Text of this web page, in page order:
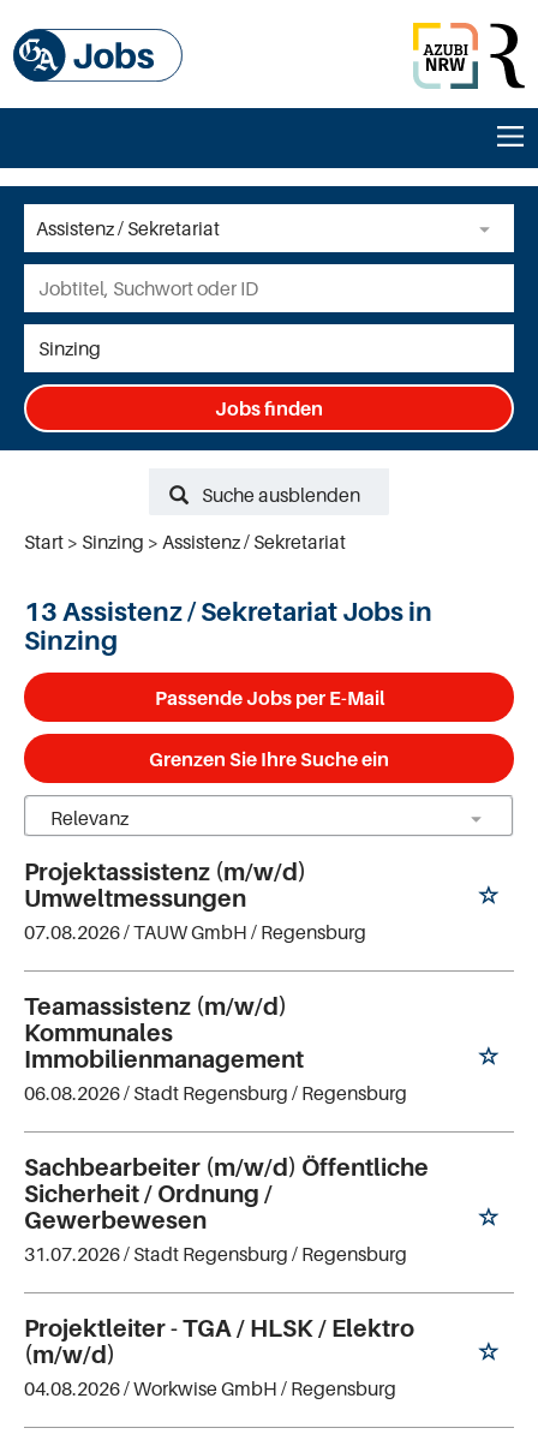
Jobs finden
Suche ausblenden
Start
Sinzing Assistenz / Sekretariat
13 Assistenz / Sekretariat Jobs in
Sinzing
Passende Jobs per E-Mail
Grenzen Sie Ihre Suche ein
Projektassistenz (m/w/d)
Umweltmessungen
07.08.2026 /TAUW GmbH / Regensburg
Teamassistenz (m/w/d)
Kommunales
Immobilienmanagement
06.08.2026 / Stadt Regensburg / Regensburg
Sachbearbeiter (m/w/d) Öffentliche
Sicherheit / Ordnung /
Gewerbewesen
31.07.2026 / Stadt Regensburg / Regensburg
Projektleiter - TGA / HLSK / Elektro
(m/w/d)
04.08.2026 /Workwise GmbH / Regensburg